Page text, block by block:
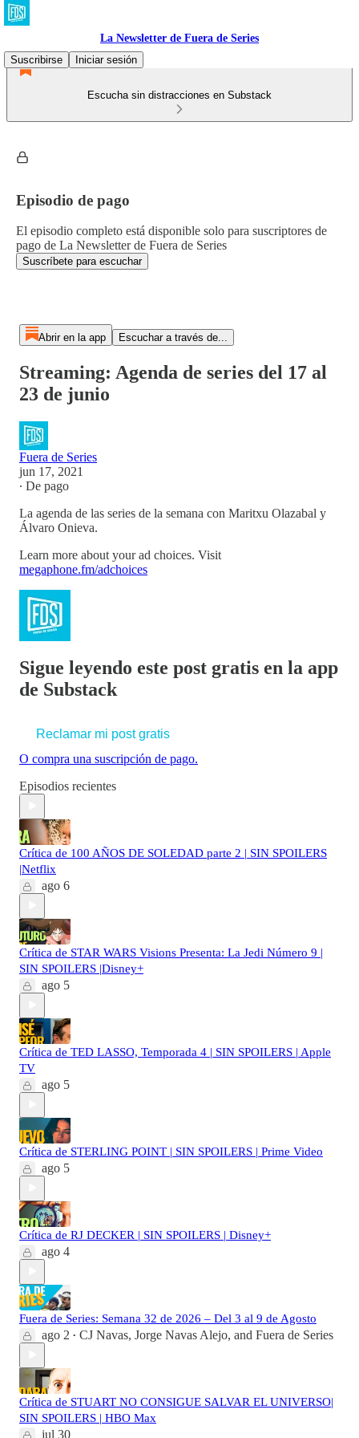
La Newsletter de Fuera de Series
Suscribirse
Iniciar sesión
Escucha sin distracciones en Substack
Episodio de pago
El episodio completo está disponible solo para suscriptores de
pago de La Newsletter de Fuera de Series
Suscríbete para escuchar
Abrir en la app Escuchar a través de...
Streaming: Agenda de series del 17 al
23 de junio
Fuera de Series
jun 17, 2021
∙ De pago
La agenda de las series de la semana con Maritxu Olazabal y
Álvaro Onieva.
Learn more about your ad choices. Visit
megaphone.fm/adchoices
Sigue leyendo este post gratis en la app
de Substack
Reclamar mi post gratis
O compra una suscripción de pago.
Episodios recientes
Crítica de 100 AÑOS DE SOLEDAD parte 2 | SIN SPOILERS
|Netflix
ago 6
Crítica de STAR WARS Visions Presenta: La Jedi Número 9 |
SIN SPOILERS |Disney+
ago 5
Crítica de TED LASSO, Temporada 4 | SIN SPOILERS | Apple
TV
ago 5
Crítica de STERLING POINT | SIN SPOILERS | Prime Video
ago 5
Crítica de RJ DECKER | SIN SPOILERS | Disney+
ago 4
Fuera de Series: Semana 32 de 2026 – Del 3 al 9 de Agosto
ago 2 • CJ Navas, Jorge Navas Alejo, and Fuera de Series
Crítica de STUART NO CONSIGUE SALVAR EL UNIVERSO|
SIN SPOILERS | HBO Max
jul 30